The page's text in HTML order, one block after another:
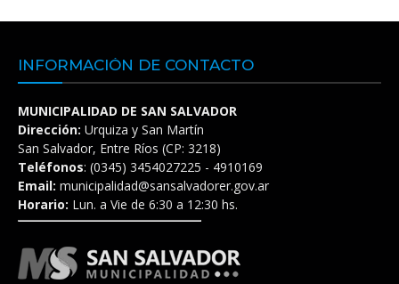
INFORMACIÓN DE CONTACTO
MUNICIPALIDAD DE SAN SALVADOR
Dirección: Urquiza y San Martín
San Salvador, Entre Ríos (CP: 3218)
Teléfonos: (0345) 3454027225 - 4910169
Email: municipalidad@sansalvadorer.gov.ar
Horario: Lun. a Vie de 6:30 a 12:30 hs.